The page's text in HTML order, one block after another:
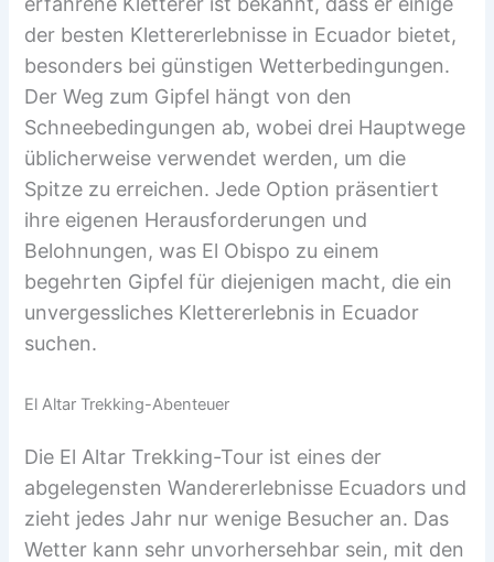
der besten Klettererlebnisse in Ecuador bietet,
besonders bei günstigen Wetterbedingungen.
Der Weg zum Gipfel hängt von den
Schneebedingungen ab, wobei drei Hauptwege
üblicherweise verwendet werden, um die
Spitze zu erreichen. Jede Option präsentiert
ihre eigenen Herausforderungen und
Belohnungen, was El Obispo zu einem
begehrten Gipfel für diejenigen macht, die ein
unvergessliches Klettererlebnis in Ecuador
suchen.
El Altar Trekking-Abenteuer
Die El Altar Trekking-Tour ist eines der
abgelegensten Wandererlebnisse Ecuadors und
zieht jedes Jahr nur wenige Besucher an. Das
Wetter kann sehr unvorhersehbar sein, mit den